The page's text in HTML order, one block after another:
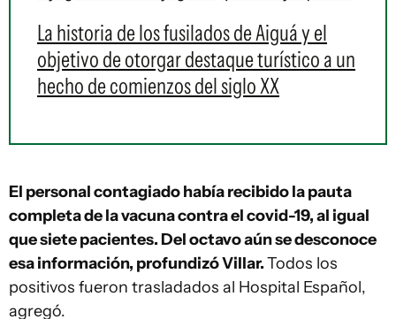
La historia de los fusilados de Aiguá y el
objetivo de otorgar destaque turístico a un
hecho de comienzos del siglo XX
El personal contagiado había recibido la pauta
completa de la vacuna contra el covid-19, al igual
que siete pacientes. Del octavo aún se desconoce
esa información, profundizó Villar.Todos los
positivos fueron trasladados al Hospital Español,
agregó.